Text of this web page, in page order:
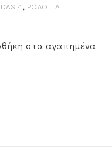
DAS.4, ΡΟΛΟΓΙΑ
στα αγαπημένα